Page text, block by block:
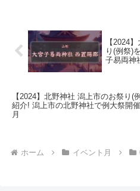
【2024
り(例祭)
子易両神
【2024】北野神社 潟上市のお祭り(
紹介! 潟上市の北野神社で例大祭開
月
ホーム イベント月